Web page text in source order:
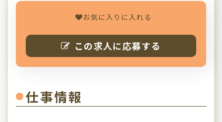
お気に入りに入れる
この求人に応募する
仕事情報